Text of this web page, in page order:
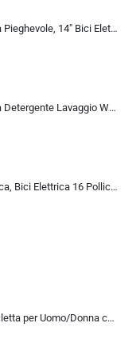
YOBACARID Bici Elettrica Pieghevole, 14″ Bici Elettrica da 250W Motore 36V 10.4AH Batteria, Autonomia di 45 KM Bici Pieghe…
Bike Clean & Shine Mafra Detergente Lavaggio Waterless Senza Acqua per Moto, Scooter, Bici e Monopattini, Lavaggio a Secco, P
HITWAY Bicicletta Elettrica, Bici Elettrica 16 Pollici, Pieghevole E BIKE Batteria 36V/7,8Ah, Motore 250W, Massima 25km/h,…
Feyenold Scarpe da Bicicletta per Uomo/Donna compatibili con Peloton,Compatibile con l’installazione Look &SPD SPD-SL Lock Tr